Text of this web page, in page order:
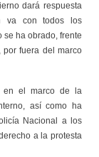
dará respuesta
va con todos los
se ha obrado, frente
fuera del marco
en el marco de la
así como ha
Nacional a los
a la protesta